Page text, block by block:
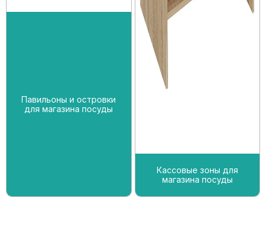
Павильоны и островки
для магазина посуды
Кассовые зоны для
магазина посуды